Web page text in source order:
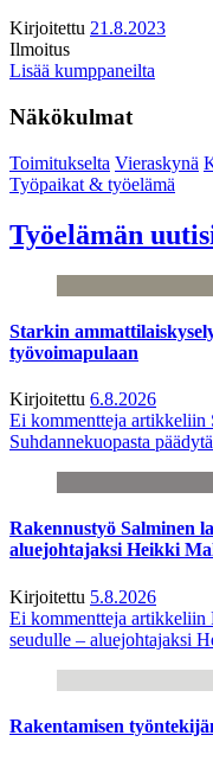
Kirjoitettu 21.8.2023
Ilmoitus
Lisää kumppaneilta
Näkökulmat
Toimitukselta Vieraskynä
Työpaikat & työelämä
Työelämän
Starkin
työvoimapulaan
Kirjoitettu 6.8.2026
Ei kommentteja artikkeliin
Suhdannekuopasta
Rakennustyö Salminen
aluejohtajaksi Heikki
Kirjoitettu 5.8.2026
Ei kommentteja artikkeliin
seudulle – aluejohtajaksi
Rakentamisen